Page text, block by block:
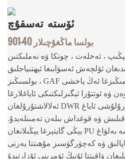
ئۆستە تەسقۇچ
901-40 بولسا ماڭغۇچىلار
، ئەخلەت ، چوتكا ۋە نەملىكتىن
ئۆلچەش ئەسۋابىغا ئېھتىياجلىق
بولسىڭىز ، GAF ئۆلچەش ئەسۋابى سىستېمىڭىزغا ئەڭ ياخشى
ۋە ئوتتۇرا ئېگىزلىكتىكى ئاياغلارغا
ئەلالاشتۇرۇلغان DWR سوزۇلغان نىلون قۇرۇلۇشى ئاياغ
قىلىش ۋە قوغداش بىلەن تەمىنلەيدۇ.
يېڭى گايتېرغا يېڭىلانغان PU كۈچەيتىلگەن ئەگمە بەلۋاغ
ۋە كەچۈرگۈسىز مۇھىتتا يەرنى